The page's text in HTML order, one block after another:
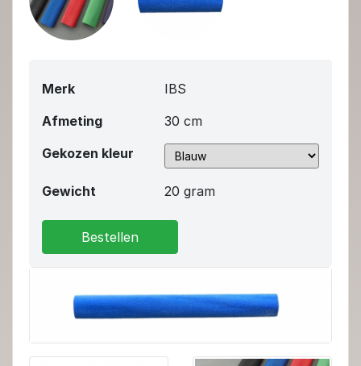
Merk
IBS
Afmeting
30 cm
Gekozen kleur
Gewicht 20 gram
Bestellen